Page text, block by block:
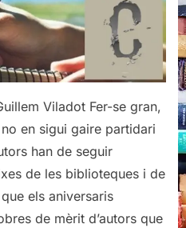
Viladot Fer-se gran,
en sigui gaire partidari
han de seguir
de les biblioteques i de
els aniversaris
de mèrit d’autors que